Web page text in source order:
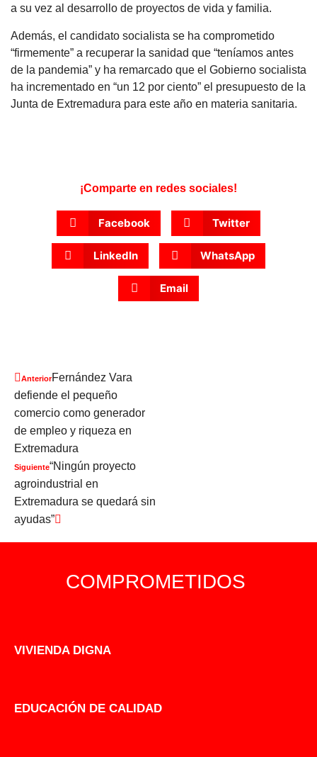
a su vez al desarrollo de proyectos de vida y familia.
Además, el candidato socialista se ha comprometido
“firmemente” a recuperar la sanidad que “teníamos antes
de la pandemia” y ha remarcado que el Gobierno socialista
ha incrementado en “un 12 por ciento” el presupuesto de la
Junta de Extremadura para este año en materia sanitaria.
¡Comparte en redes sociales!
Facebook Twitter
LinkedIn WhatsApp
Email
AnteriorFernández Vara
defiende el pequeño
comercio como generador
de empleo y riqueza en
Extremadura
Siguiente“Ningún proyecto
agroindustrial en
Extremadura se quedará sin
ayudas”
COMPROMETIDOS
VIVIENDA DIGNA
EDUCACIÓN DE CALIDAD